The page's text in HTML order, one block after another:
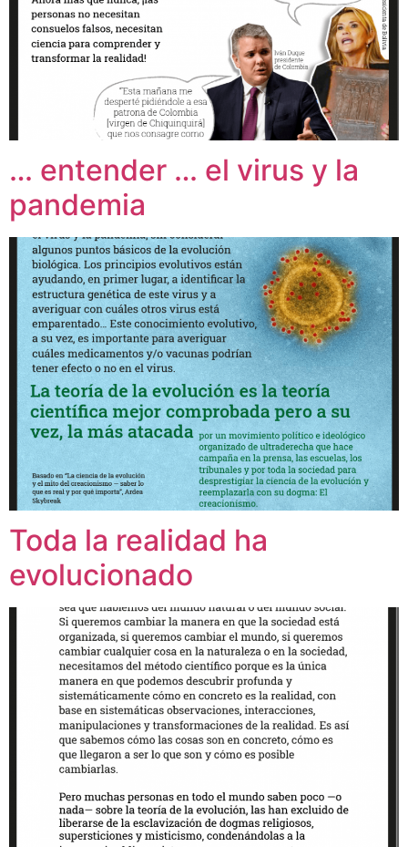
… entender … el virus y la
pandemia
Toda la realidad ha
evolucionado